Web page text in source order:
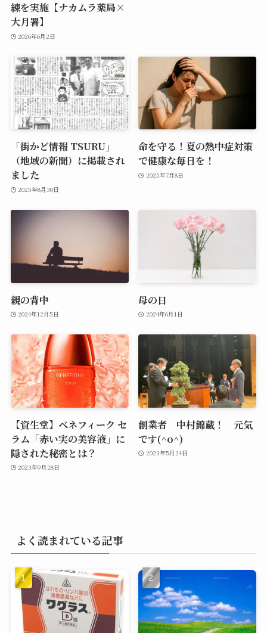
練を実施【ナカムラ薬局×
大月署】
2026年6月2日
「街かど情報 TSURU」
（地域の新聞）に掲載され
ました
2025年8月30日
命を守る！夏の熱中症対策
で健康な毎日を！
2025年7月8日
親の背中
2024年12月5日
母の日
2024年6月1日
【資生堂】ベネフィーク セ
ラム「赤い実の美容液」に
隠された秘密とは？
2023年9月28日
創業者 中村錦蔵！ 元気
です(^o^)
2023年5月24日
よく読まれている記事